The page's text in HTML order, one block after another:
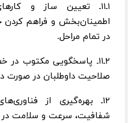
۱ـ۱۱ـ تعیین ساز و
اطمینان‌بخش و فراهم کردن
در تمام مراحل.
۲ـ۱۱ـ پاسخگویی مکتوب
صلاحیت داوطلبان در صورت
۱۲ـ بهره‌گیری از
شفافیت، سرعت و سلامت در